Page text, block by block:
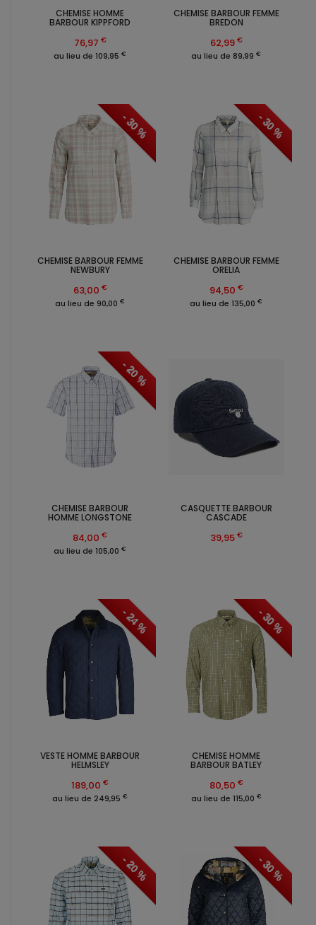
CHEMISE HOMME
BARBOUR KIPPFORD
76,97 €
au lieu de 109,95€
CHEMISE BARBOUR FEMME
BREDON
62,99 €
au lieu de 89,99€
- 30 %
CHEMISE BARBOUR FEMME
NEWBURY
63,00 €
au lieu de 90,00€
- 30 %
CHEMISE BARBOUR FEMME
ORELIA
94,50 €
au lieu de 135,00€
- 20 %
CHEMISE BARBOUR
HOMME LONGSTONE
84,00€
au lieu de 105,00€
CASQUETTE BARBOUR
CASCADE
39,95 €
- 24 %
VESTE HOMME BARBOUR
HELMSLEY
189,00€
au lieu de 249,95€
- 30 %
CHEMISE HOMME
BARBOUR BATLEY
80,50 €
au lieu de 115,00 €
- 20 % - 30 %